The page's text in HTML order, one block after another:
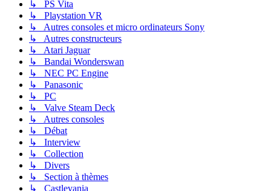
↳ PS Vita
↳ Playstation VR
↳ Autres consoles et micro ordinateurs Sony
↳ Autres constructeurs
↳ Atari Jaguar
↳ Bandai Wonderswan
↳ NEC PC Engine
↳ Panasonic
↳ PC
↳ Valve Steam Deck
↳ Autres consoles
↳ Débat
↳ Interview
↳ Collection
↳ Divers
↳ Section à thèmes
↳ Castlevania